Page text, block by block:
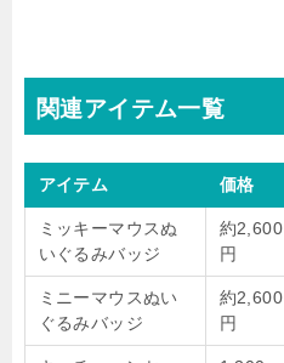
関連アイテム一覧
アイテム 価格
ミッキーマウスぬ
いぐるみバッジ
約2,600
円
ミニーマウスぬい
ぐるみバッジ
約2,600
円